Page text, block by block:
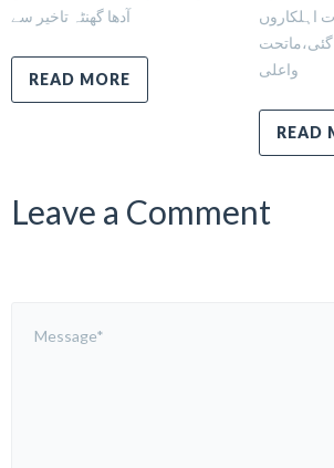
آدھا گھنٹہ تاخیر سے
READ MORE
اہلکاروں
گئی،ماتحت
واعلی
READ
Leave a Comment